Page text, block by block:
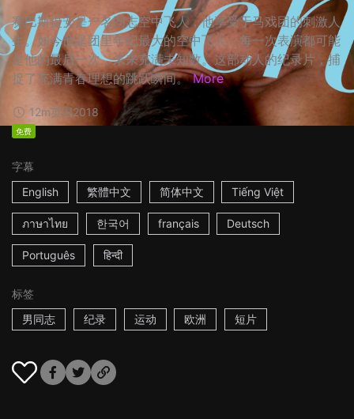
赛巴斯提安是一名同志空中飞人，他享受于马戏团的刺激人
生。如今他是团里年纪最大的空中飞人，每一次表演都可能
是他的最后一次，未来充满未知数。这部动人的纪录片，捕
捉了充满青春理想的跳跃瞬间。 More
12m英国2018
免费
字幕
English
繁體中文 简体中文 Tiếng Việt
ภาษาไทย 한국어 français Deutsch
Português हिन्दी
标签
男同志
纪录 运动 欧洲 短片